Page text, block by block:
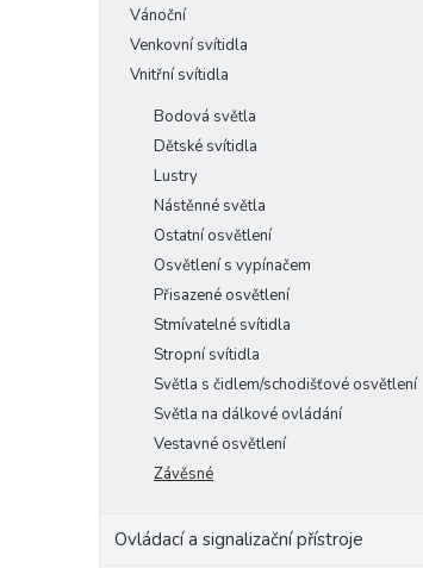
Vánoční
Venkovní svítidla
Vnitřní svítidla
Bodová světla
Dětské svítidla
Lustry
Nástěnné světla
Ostatní osvětlení
Osvětlení s vypínačem
Přisazené osvětlení
Stmívatelné svítidla
Stropní svítidla
Světla s čidlem/schodišťové osvětlení
Světla na dálkové ovládání
Vestavné osvětlení
Závěsné
Ovládací a signalizační přístroje